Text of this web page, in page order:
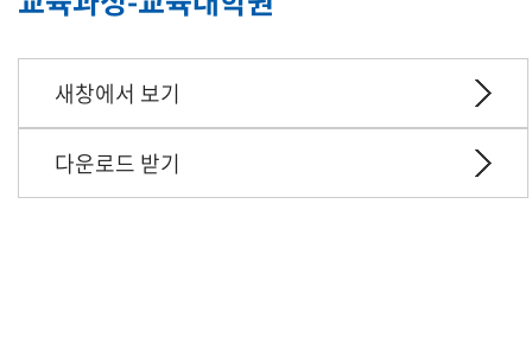
새창에서 보기
다운로드 받기